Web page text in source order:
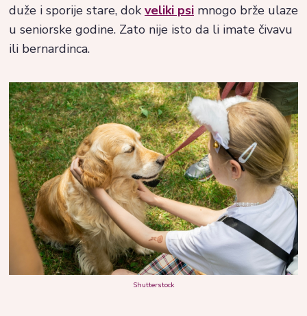
duže i sporije stare, dok veliki psi mnogo brže ulaze
u seniorske godine. Zato nije isto da li imate čivavu
ili bernardinca.
Shutterstock